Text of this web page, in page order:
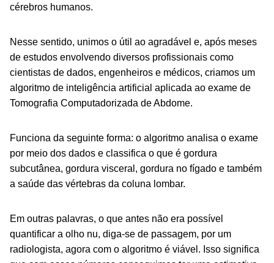
cérebros humanos.
Nesse sentido, unimos o útil ao agradável e, após meses
de estudos envolvendo diversos profissionais como
cientistas de dados, engenheiros e médicos, criamos um
algoritmo de inteligência artificial aplicada ao exame de
Tomografia Computadorizada de Abdome.
Funciona da seguinte forma: o algoritmo analisa o exame
por meio dos dados e classifica o que é gordura
subcutânea, gordura visceral, gordura no fígado e também
a saúde das vértebras da coluna lombar.
Em outras palavras, o que antes não era possível
quantificar a olho nu, diga-se de passagem, por um
radiologista, agora com o algoritmo é viável. Isso significa